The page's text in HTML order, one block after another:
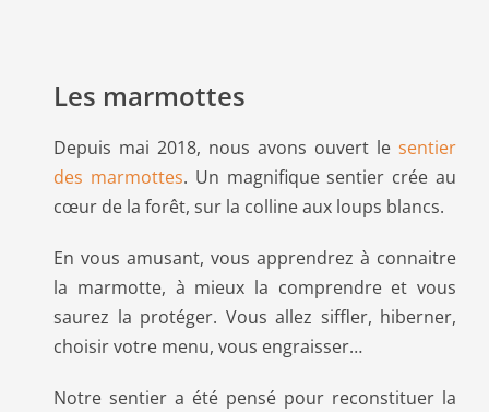
Les marmottes
Depuis mai 2018, nous avons ouvert le sentier
des marmottes. Un magnifique sentier crée au
cœur de la forêt, sur la colline aux loups blancs.
En vous amusant, vous apprendrez à connaitre
la marmotte, à mieux la comprendre et vous
saurez la protéger. Vous allez siffler, hiberner,
choisir votre menu, vous engraisser…
Notre sentier a été pensé pour reconstituer la